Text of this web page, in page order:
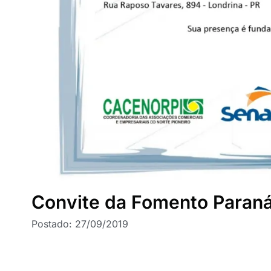
Convite da Fomento
Postado: 27/09/2019